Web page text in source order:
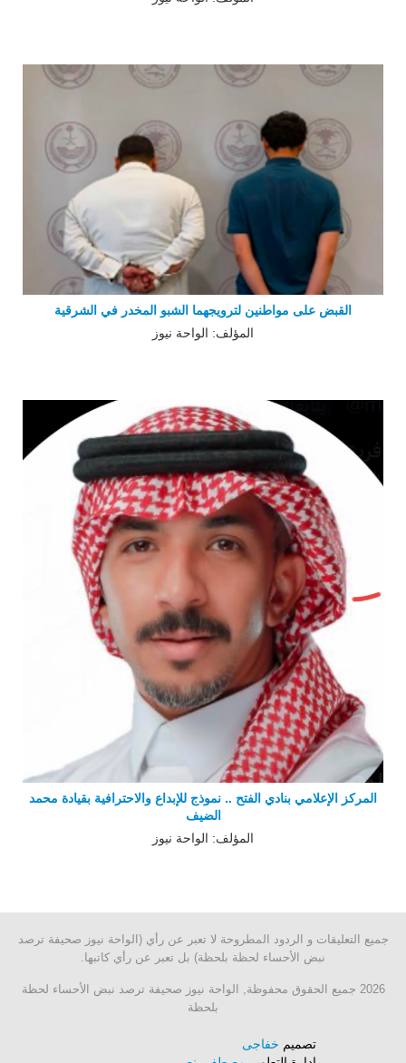
القبض على مواطنين لترويجهما الشبو المخدر في الشرقية
المؤلف: الواحة نيوز
المركز الإعلامي بنادي الفتح .. نموذج للإبداع والاحترافية بقيادة محمد
الضيف
المؤلف: الواحة نيوز
جميع التعليقات و الردود المطروحة لا تعبر عن رأي (الواحة نيوز صحيفة ترصد
نبض الأحساء لحظة بلحظة) بل تعبر عن رأي كاتبها.
2026 جميع الحقوق محفوظة, الواحة نيوز صحيفة ترصد نبض الأحساء لحظة
بلحظة
تصميم خفاجى